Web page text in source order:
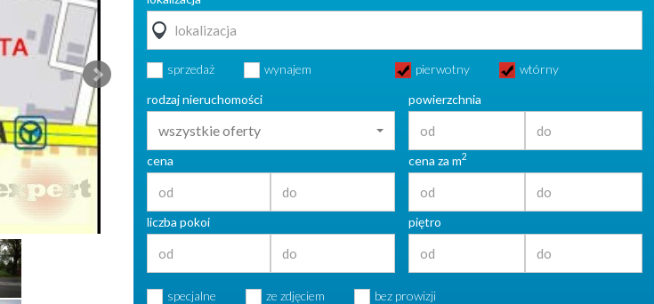
sprzedaż wynajem pierwotny
wtórny
rodzaj nieruchomości
wszystkie oferty
powierzchnia
cena cena za m2
liczba pokoi piętro
specjalne ze zdjęciem bez prowizji